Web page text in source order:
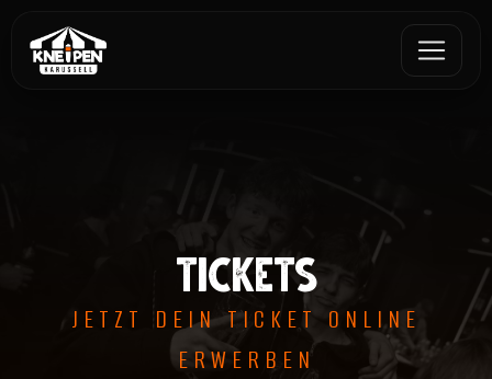
TICKETS
JETZT DEIN TICKET ONLINE
ERWERBEN